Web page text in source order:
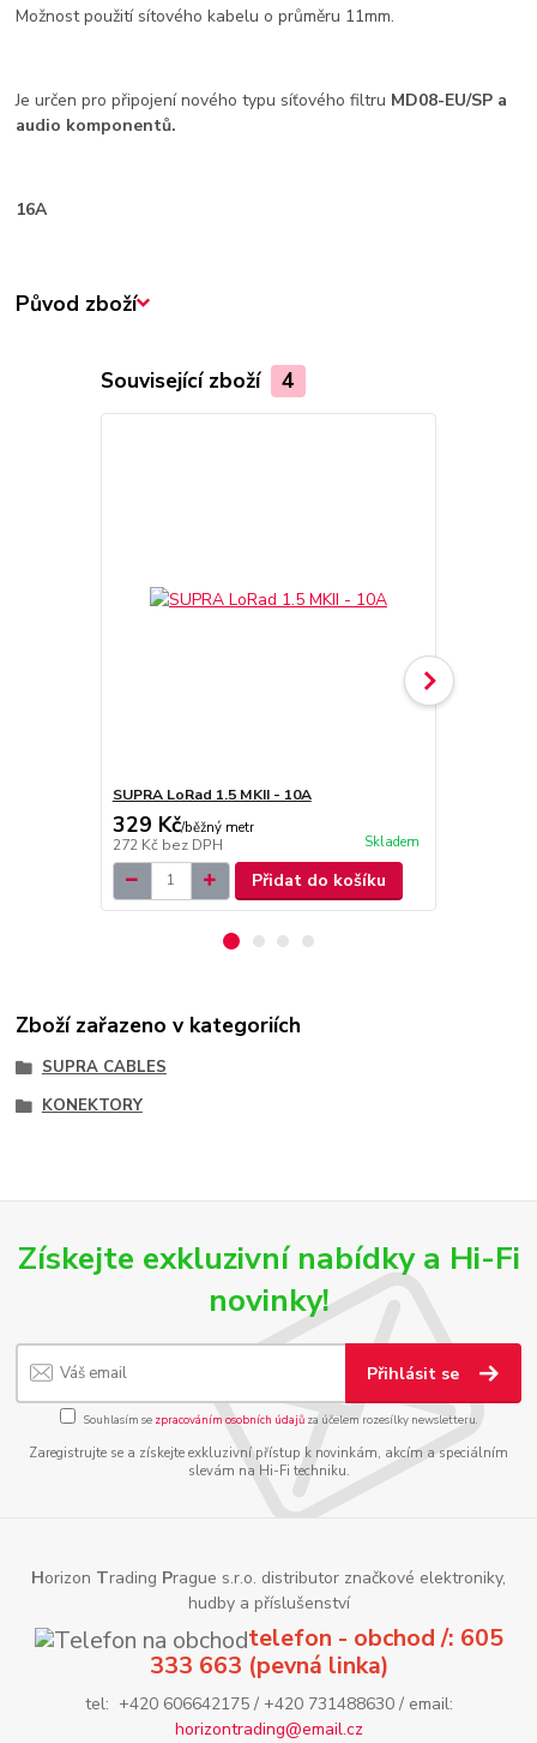
Možnost použití sítového kabelu o průměru 11mm.
Je určen pro připojení nového typu síťového filtru MD08-EU/SP a
audio komponentů.
16A
Původ zboží
Související zboží 4
SUPRA LoRad 1.5 MKII - 10A
329 Kč/běžný metr
272 Kč bez DPH Skladem
Přidat do košíku
Zboží zařazeno v kategoriích
SUPRA CABLES
KONEKTORY
Získejte exkluzivní nabídky a Hi-Fi
novinky!
Přihlásit se
Souhlasím se zpracováním osobních údajůza účelem rozesílky newsletteru.
Zaregistrujte se a získejte exkluzivní přístup k novinkám, akcím a speciálním
slevám na Hi-Fi techniku.
Horizon Trading Prague s.r.o. distributor značkové elektroniky,
hudby a příslušenství
telefon - obchod /: 605
333 663 (pevná linka)
tel: +420 606642175 / +420 731488630 / email:
horizontrading@email.cz